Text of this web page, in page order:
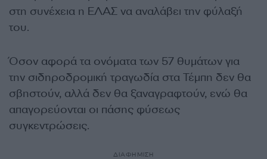
στη συνέχεια η ΕΛΑΣ να αναλάβει την φύλαξή
του.
Όσον αφορά τα ονόματα των 57 θυμάτων για
την σιδηροδρομική τραγωδία στα Τέμπη δεν θα
σβηστούν, αλλά δεν θα ξαναγραφτούν, ενώ θα
απαγορεύονται οι πάσης φύσεως
συγκεντρώσεις.
ΔΙΑΦΗΜΙΣΗ